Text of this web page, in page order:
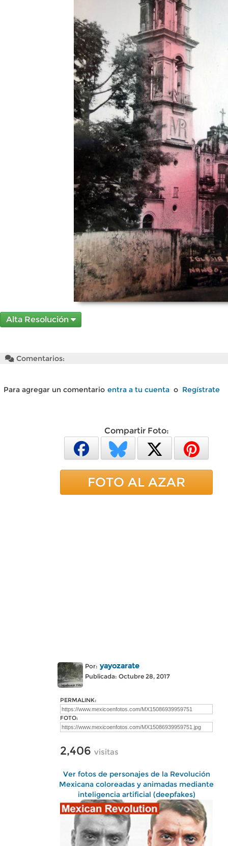
Alta Resolución
Comentarios:
Para agregar un comentario entra a tu cuenta o Regístrate
Compartir Foto:
FOTO AL AZAR
Por: yayozarate
Publicada: Octubre 28, 2017
PERMALINK:
FOTO:
2,406 visitas
Ver fotos de personajes de la Revolución
Mexicana coloreadas y animadas mediante
inteligencia artificial (deepfakes)